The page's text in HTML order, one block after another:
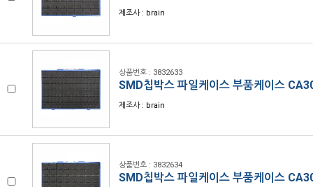
제조사 : brain
상품번호 : 3832633
SMD칩박스 파일케이스 부품케이스
제조사 : brain
상품번호 : 3832634
SMD칩박스 파일케이스 부품케이스